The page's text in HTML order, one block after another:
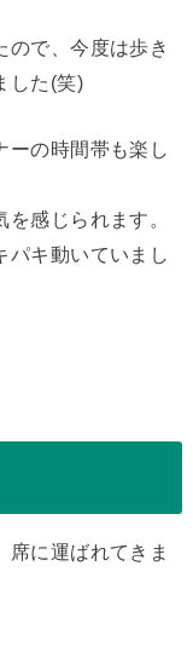
ので、今度は歩き
した(笑)
ーの時間帯も楽し
感じられます。
パキ動いていまし
席に運ばれてきま